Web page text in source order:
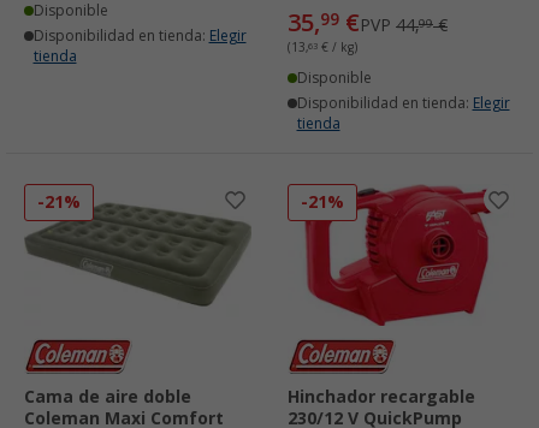
Disponible
Disponibilidad en tienda: Elegir
tienda
35,99 €PVP 44,99€
(13,63 € / kg)
Disponible
Disponibilidad en tienda: Elegir
tienda
-21%
Cama de aire doble
Coleman Maxi Comfort
-21%
Hinchador recargable
230/12 V QuickPump